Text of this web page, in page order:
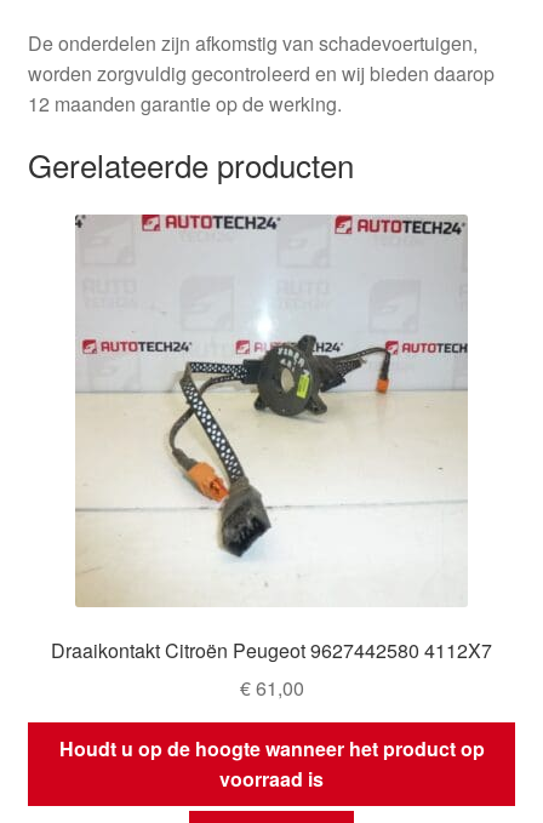
De onderdelen zijn afkomstig van schadevoertuigen,
worden zorgvuldig gecontroleerd en wij bieden daarop
12 maanden garantie op de werking.
Gerelateerde producten
Draaikontakt Citroën Peugeot 9627442580 4112X7
€61,00
Houdt u op de hoogte wanneer het product op
voorraad is